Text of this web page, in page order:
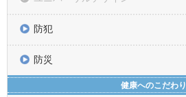
防犯
防災
健康へのこだわり